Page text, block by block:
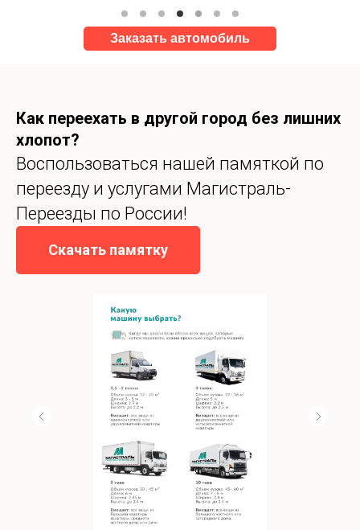
Заказать автомобиль
Как переехать в другой город без лишних
хлопот?
Воспользоваться нашей памяткой по
переезду и услугами Магистраль-
Переезды по России!
Скачать памятку